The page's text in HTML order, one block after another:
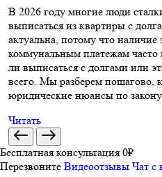
В 2026 году многие люди
выписаться из квартиры с
актуальна, потому что
коммунальным платежам
ли выписаться с долгами или
всего. Мы разберем пошагово,
юридические нюансы по
Читать
Бесплатная консультация 0₽
Перезвоните Видеоотзывы Чат с